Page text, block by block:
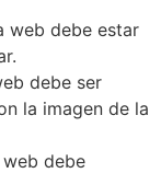
web debe estar
debe ser
la imagen de la
debe